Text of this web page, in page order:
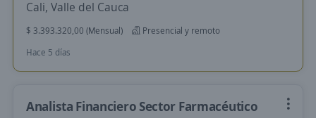
Cali, Valle del Cauca
$ 3.393.320,00 (Mensual)
Presencial y remoto
Hace 5 días
Analista Financiero Sector Farmacéutico